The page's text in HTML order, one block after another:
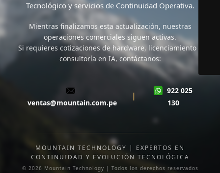
Tecnológicoy servicios de Continuidad Operativa.
Mientras finalizamos esta actualización, nuestras
operaciones comerciales siguen activas.
Si requieres cotizaciones de hardware, licenciamiento o
consultoría en IA, contáctanos:
ventas@mountain.com.pe
|
922 025
130
MOUNTAIN TECHNOLOGY | EXPERTOS EN
CONTINUIDAD Y EVOLUCIÓN TECNOLÓGICA
© 2026 Mountain Technology | Todos los derechos reservados